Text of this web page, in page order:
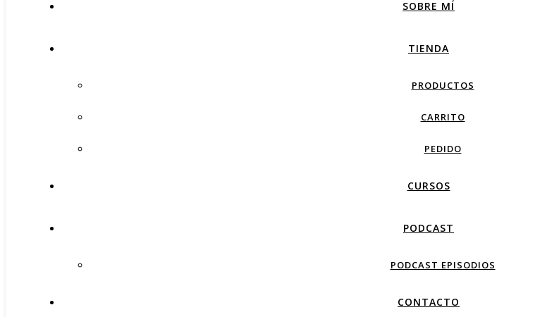
SOBRE MÍ
TIENDA
PRODUCTOS
CARRITO
PEDIDO
CURSOS
PODCAST
PODCAST EPISODIOS
CONTACTO